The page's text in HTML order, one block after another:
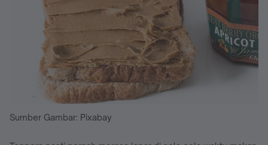
Sumber Gambar: Pixabay